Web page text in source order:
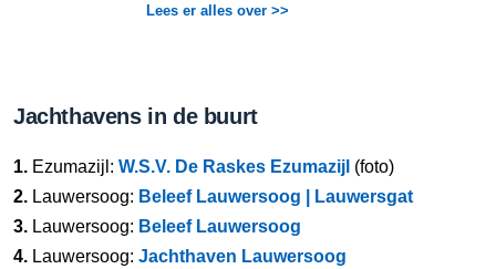
Lees er alles over >>
Jachthavens in de buurt
1. Ezumazijl: W.S.V. De Raskes Ezumazijl (foto)
2. Lauwersoog: Beleef Lauwersoog | Lauwersgat
3. Lauwersoog: Beleef Lauwersoog
4. Lauwersoog: Jachthaven Lauwersoog